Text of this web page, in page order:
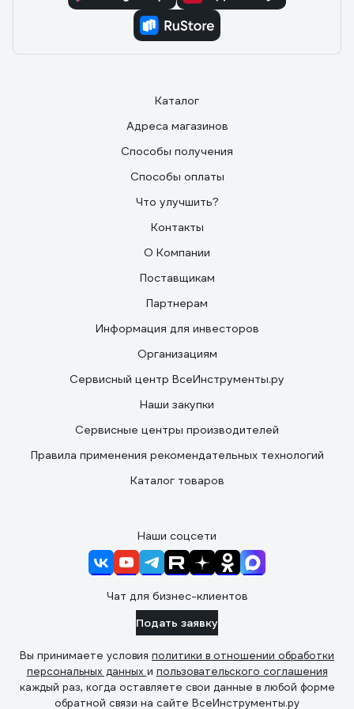
Каталог
Адреса магазинов
Способы получения
Способы оплаты
Что улучшить?
Контакты
О Компании
Поставщикам
Партнерам
Информация для инвесторов
Организациям
Сервисный центр ВсеИнструменты.ру
Наши закупки
Сервисные центры производителей
Правила применения рекомендательных технологий
Каталог товаров
Наши соцсети
Чат для бизнес-клиентов
Подать заявку
Вы принимаете условия политики в отношении обработки
персональных данных и пользовательского соглашения
каждый раз, когда оставляете свои данные в любой форме
обратной связи на сайте ВсеИнструменты.ру